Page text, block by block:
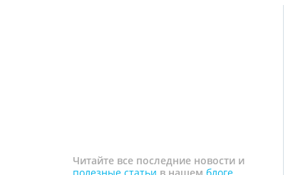
Читайте все последние новости и
полезные статьи в нашем блоге
Цены на стандартный монтаж